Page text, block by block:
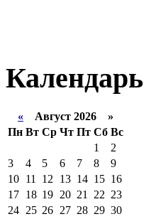
Календарь
« Август 2026 »
Пн Вт Ср Чт Пт Сб Вс
1
2
3
4 5 6 7 8
9
10 11 12 13 14 15 16
17 18 19 20 21 22 23
24 25 26 27 28 29 30